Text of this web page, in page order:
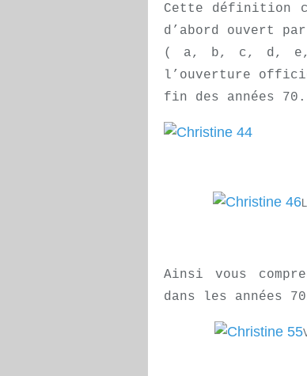
Cette définition
d’abord ouvert
( a, b, c, d, e,
l’ouverture
fin des années 70.
Ainsi vous
dans les années